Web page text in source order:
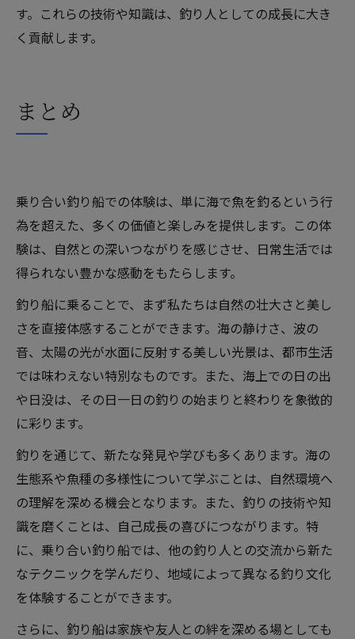
す。これらの技術や知識は、釣り人としての成長に大き
く貢献します。
まとめ
乗り合い釣り船での体験は、単に海で魚を釣るという行
為を超えた、多くの価値と楽しみを提供します。この体
験は、自然との深いつながりを感じさせ、日常生活では
得られない豊かな感動をもたらします。
釣り船に乗ることで、まず私たちは自然の壮大さと美し
さを直接体感することができます。海の静けさ、波の
音、太陽の光が水面に反射する美しい光景は、都市生活
では味わえない特別なものです。また、海上での日の出
や日没は、その日一日の釣りの始まりと終わりを象徴的
に彩ります。
釣りを通じて、新たな発見や学びも多くあります。海の
生態系や魚種の多様性について学ぶことは、自然環境へ
の理解を深める機会となります。また、釣りの技術や知
識を磨くことは、自己成長の喜びにつながります。特
に、乗り合い釣り船では、他の釣り人との交流から新た
なテクニックを学んだり、地域によって異なる釣り文化
を体験することができます。
さらに、釣り船は家族や友人との絆を深める場としても